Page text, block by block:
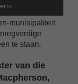
munisipaliteit
te staan.
van die